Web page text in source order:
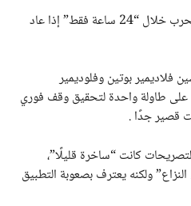
جدد ترامب وعده الشهير بإنهاء الحرب خلال “24 ساعة فقط” إذا عاد
فلاديمير بوتين وفلوديمير
على طاولة واحدة لتحقيق وقف فوري
قصير جدًا .
كانت “ساخرة قليلًا”،
ولكنه يعترف بصعوبة التطبيق